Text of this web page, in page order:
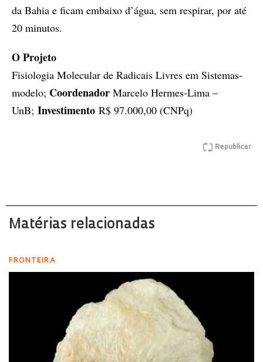
da Bahia e ficam embaixo d’água, sem respirar, por até
20 minutos.
O Projeto
Fisiologia Molecular de Radicais Livres em Sistemas-
modelo; Coordenador Marcelo Hermes-Lima –
UnB; Investimento R$ 97.000,00 (CNPq)
Republicar